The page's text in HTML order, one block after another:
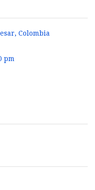
Colombia
pm